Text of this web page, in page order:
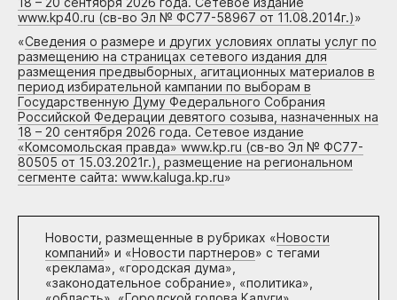
www.kp40.ru (св-во Эл № ФС77-58967 от 11.08.2014г.)»
«Сведения о размере и других условиях оплаты услуг по
размещению на страницах сетевого издания для
размещения предвыборных, агитационных материалов в
период избирательной кампании по выборам в
Государственную Думу Федерального Собрания
Российской Федерации девятого созыва, назначенных на
18 – 20 сентября 2026 года. Сетевое издание
«Комсомольская правда» www.kp.ru (св-во Эл № ФС77-
80505 от 15.03.2021г.), размещение на региональном
сегменте сайта: www.kaluga.kp.ru»
Новости, размещенные в рубриках «Новости
компаний» и «Новости партнеров» с тегами
«реклама», «городская дума»,
«законодательное собрание», «политика»,